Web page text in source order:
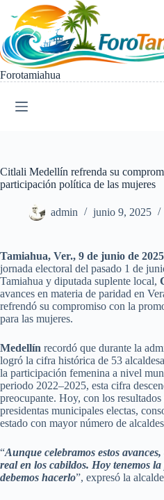
contenido
Forotamiahua
Citlali Medellín refrenda su
participación política de las mujeres
admin junio 9, 2025
Tamiahua, Ver., 9 de junio de
jornada electoral del pasado 1 de
Tamiahua y diputada suplente local,
avances en materia de paridad en
refrendó su compromiso con la
para las mujeres.
Medellín recordó que durante la
logró la cifra histórica de 53
la participación femenina a nivel
periodo 2022–2025, esta cifra
preocupante. Hoy, con los
presidentas municipales electas,
estado con mayor número de
“Aunque celebramos estos
real en los cabildos. Hoy tenemos
debemos hacerlo”, expresó la